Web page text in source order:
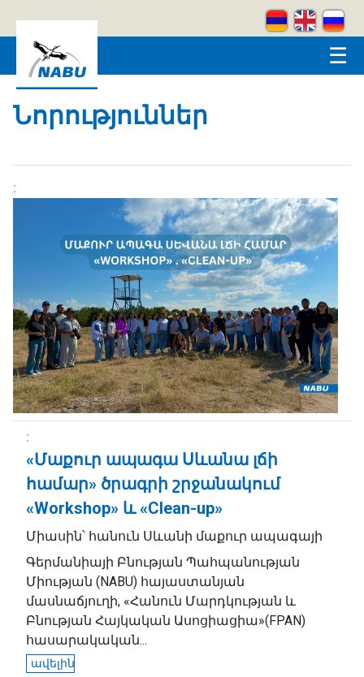
☰
Նորություններ
«Մաքուր ապագա Սևանա լճի
համար» ծրագրի շրջանակում
«Workshop» և «Clean-up»
Միասին՝ հանուն Սևանի մաքուր ապագայի
Գերմանիայի Բնության Պահպանության
Միության (NABU) հայաստանյան
մասնաճյուղի, «Հանուն Մարդկության և
Բնության Հայկական Ասոցիացիա»(FPAN)
հասարակական...
ավելին